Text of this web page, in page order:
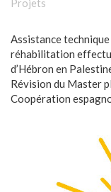
Projets
Assistance
réhabilitation
d’Hébron en
Révision du Master
Coopération